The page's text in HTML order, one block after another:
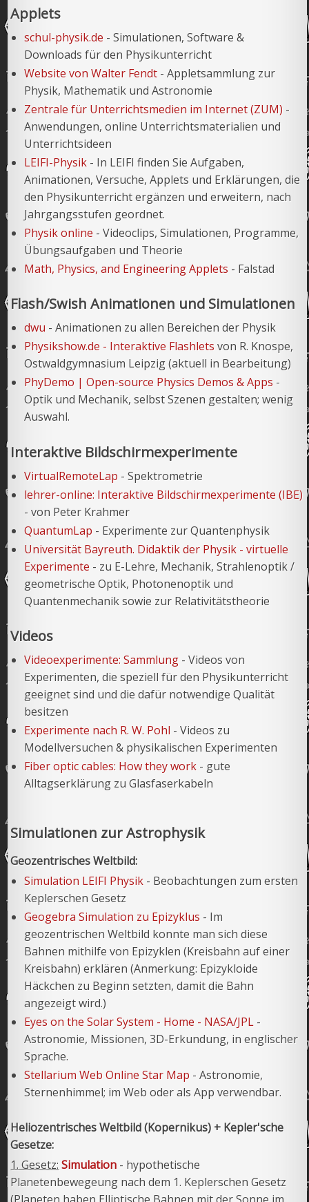
Applets
schul-physik.de - Simulationen, Software &
Downloads für den Physikunterricht
Website von Walter Fendt - Appletsammlung zur
Physik, Mathematik und Astronomie
Zentrale für Unterrichtsmedien im Internet (ZUM) -
Anwendungen, online Unterrichtsmaterialien und
Unterrichtsideen
LEIFI-Physik - In LEIFI finden Sie Aufgaben,
Animationen, Versuche, Applets und Erklärungen, die
den Physikunterricht ergänzen und erweitern, nach
Jahrgangsstufen geordnet.
Physik online - Videoclips, Simulationen, Programme,
Übungsaufgaben und Theorie
Math, Physics, and Engineering Applets - Falstad
Flash/Swish Animationen und Simulationen
dwu - Animationen zu allen Bereichen der Physik
Physikshow.de - Interaktive Flashlets von R. Knospe,
Ostwaldgymnasium Leipzig (aktuell in Bearbeitung)
PhyDemo | Open-source Physics Demos & Apps -
Optik und Mechanik, selbst Szenen gestalten; wenig
Auswahl.
Interaktive Bildschirmexperimente
VirtualRemoteLap - Spektrometrie
lehrer-online: Interaktive Bildschirmexperimente (IBE)
- von Peter Krahmer
QuantumLap - Experimente zur Quantenphysik
Universität Bayreuth. Didaktik der Physik - virtuelle
Experimente - zu E-Lehre, Mechanik, Strahlenoptik /
geometrische Optik, Photonenoptik und
Quantenmechanik sowie zur Relativitätstheorie
Videos
Videoexperimente: Sammlung - Videos von
Experimenten, die speziell für den Physikunterricht
geeignet sind und die dafür notwendige Qualität
besitzen
Experimente nach R. W. Pohl - Videos zu
Modellversuchen & physikalischen Experimenten
Fiber optic cables: How they work - gute
Alltagserklärung zu Glasfaserkabeln
Simulationen zur Astrophysik
Geozentrisches Weltbild:
Simulation LEIFI Physik - Beobachtungen zum ersten
Keplerschen Gesetz
Geogebra Simulation zu Epizyklus - Im
geozentrischen Weltbild konnte man sich diese
Bahnen mithilfe von Epizyklen (Kreisbahn auf einer
Kreisbahn) erklären (Anmerkung: Epizykloide
Häckchen zu Beginn setzten, damit die Bahn
angezeigt wird.)
Eyes on the Solar System - Home - NASA/JPL -
Astronomie, Missionen, 3D-Erkundung, in englischer
Sprache.
Stellarium Web Online Star Map - Astronomie,
Sternenhimmel; im Web oder als App verwendbar.
Heliozentrisches Weltbild (Kopernikus) + Kepler'sche
Gesetze:
1. Gesetz: Simulation - hypothetische
Planetenbewegeung nach dem 1. Keplerschen Gesetz
(Planeten haben Elliptische Bahnen mit der Sonne im